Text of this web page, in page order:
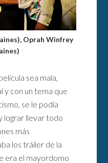
Oprah Winfrey
sea mala,
y con un tema que
se le podía
lograr llevar todo
más
los tráiler de la
era el mayordomo